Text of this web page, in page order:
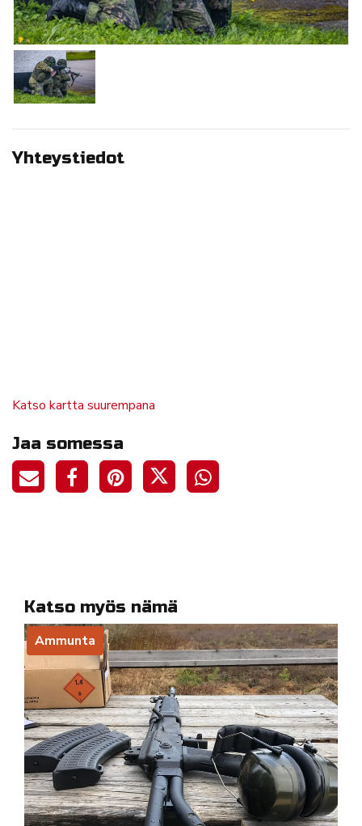
Yhteystiedot
Katso kartta suurempana
Jaa somessa
Katso myös nämä
Ammunta